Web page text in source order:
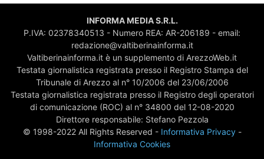
INFORMA MEDIA S.R.L.
P.IVA: 02378340513 - Numero REA: AR-206189 - email:
redazione@valtiberinainforma.it
Valtiberinainforma.it è un supplemento di ArezzoWeb.it
Testata giornalistica registrata presso il Registro Stampa del
Tribunale di Arezzo al n° 10/2006 del 23/06/2006
Testata giornalistica registrata presso il Registro degli operatori
di comunicazione (ROC) al n° 34800 del 12-08-2020
Direttore responsabile: Stefano Pezzola
© 1998-2022 All Rights Reserved - Informativa Privacy-
Informativa Cookies